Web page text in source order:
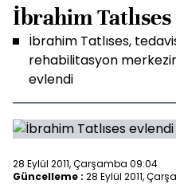
İbrahim
İbrahim Tatlıses,
rehabilitasyon
evlendi
28 Eylül 2011, Çarşamba 09:04
Güncelleme : 28 Eylül 2011,